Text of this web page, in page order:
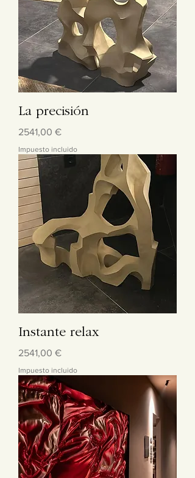
La precisión
Precio
2541,00 €
Impuesto incluido
Instante relax
Precio
2541,00 €
Impuesto incluido